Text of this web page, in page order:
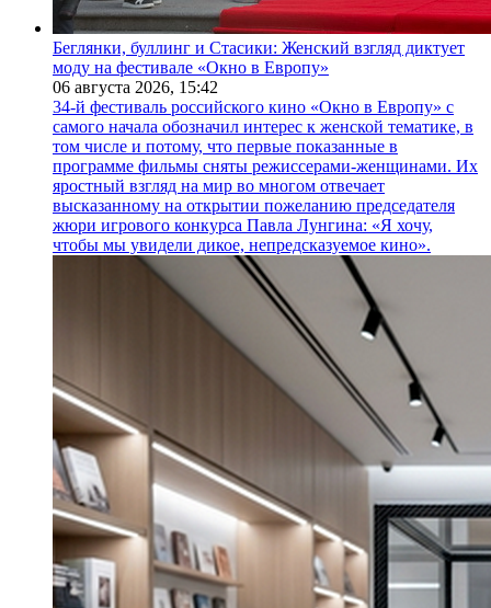
Беглянки, буллинг и Стасики: Женский взгляд диктует
моду на фестивале «Окно в Европу»
06 августа 2026, 15:42
34-й фестиваль российского кино «Окно в Европу» с
самого начала обозначил интерес к женской тематике, в
том числе и потому, что первые показанные в
программе фильмы сняты режиссерами-женщинами. Их
яростный взгляд на мир во многом отвечает
высказанному на открытии пожеланию председателя
жюри игрового конкурса Павла Лунгина: «Я хочу,
чтобы мы увидели дикое, непредсказуемое кино».